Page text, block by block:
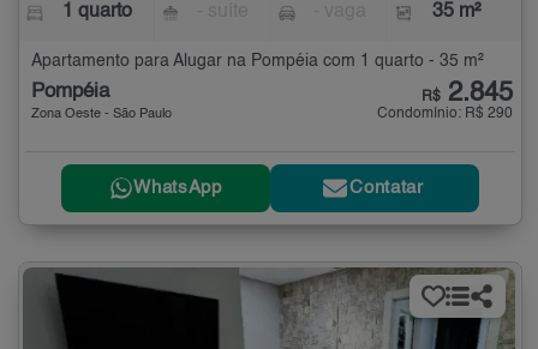
1 quarto 35 m²
Apartamento para Alugar na Pompéia com 1 quarto - 35 m²
Pompéia
Zona Oeste - São Paulo
R$ 2.845
Condomínio: R$ 290
WhatsApp Contatar